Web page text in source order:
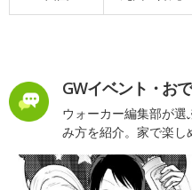
GWイベント・お
ウォーカー編集部が選
み方を紹介。家で楽し